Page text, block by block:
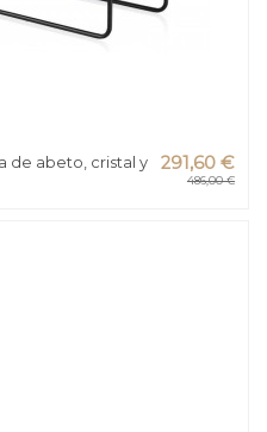
de abeto, cristal y
291,60 €
486,00 €